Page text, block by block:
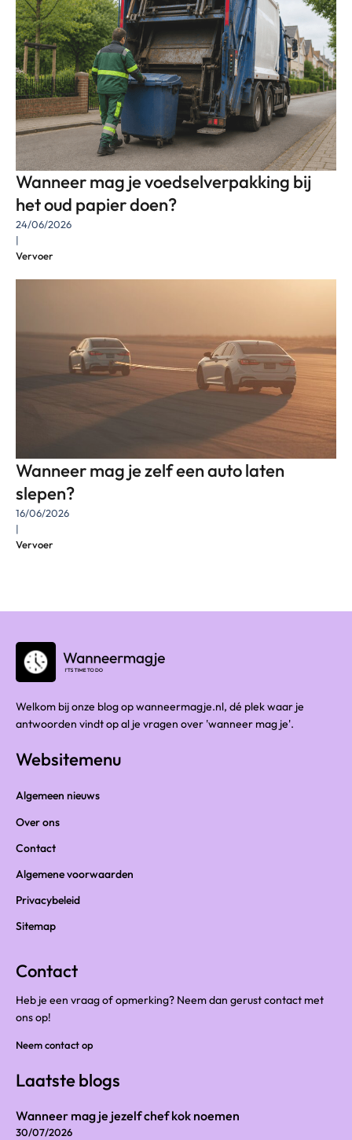
Wanneer mag je voedselverpakking bij
het oud papier doen?
24/06/2026
|
Vervoer
Wanneer mag je zelf een auto laten
slepen?
16/06/2026
|
Vervoer
Welkom bij onze blog op wanneermagje.nl, dé plek waar je
antwoorden vindt op al je vragen over 'wanneer mag je'.
Websitemenu
Algemeen nieuws
Over ons
Contact
Algemene voorwaarden
Privacybeleid
Sitemap
Contact
Heb je een vraag of opmerking? Neem dan gerust contact met
ons op!
Neem contact op
Laatste blogs
Wanneer mag je jezelf chef kok noemen
30/07/2026